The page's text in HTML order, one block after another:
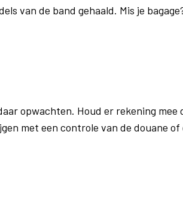
van de band gehaald. Mis je
opwachten. Houd er rekening
met een controle van de douane of